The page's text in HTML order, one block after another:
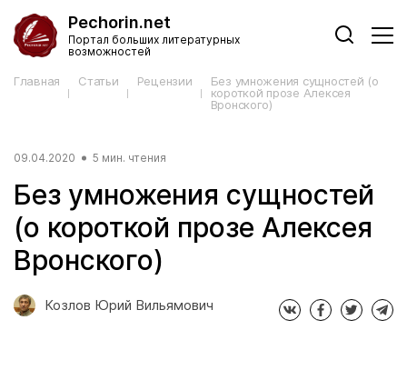
Pechorin.net
Портал больших литературных
возможностей
Главная Статьи Рецензии
Без умножения сущностей (о
короткой прозе Алексея
Вронского)
Без умножения сущностей
(о короткой прозе Алексея
Вронского)
09.04.2020 5 мин. чтения
Козлов Юрий Вильямович